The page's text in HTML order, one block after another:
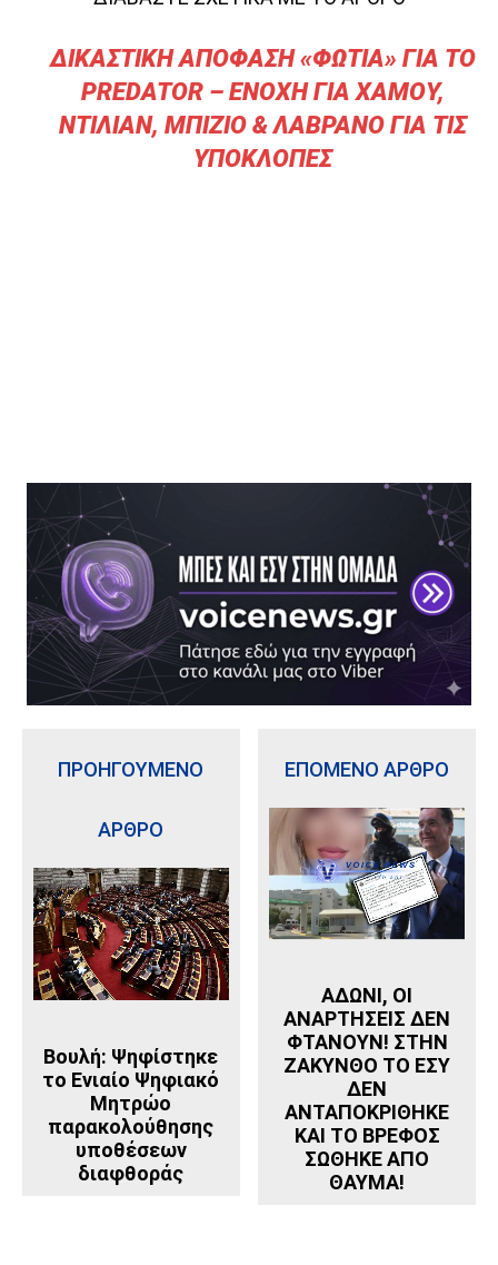
ΔΙΚΑΣΤΙΚΗ ΑΠΟΦΑΣΗ «ΦΩΤΙΑ» ΓΙΑ ΤΟ
PREDATOR – ENOXΗ ΓΙΑ ΧΑΜΟΥ,
ΝΤΙΛΙΑΝ, ΜΠΙΖΙΟ & ΛΑΒΡΑΝΟ ΓΙΑ ΤΙΣ
ΥΠΟΚΛΟΠΕΣ
ΠΡΟΗΓΟΥΜΕΝΟ
ΑΡΘΡΟ
Βουλή: Ψηφίστηκε
το Ενιαίο Ψηφιακό
Μητρώο
παρακολούθησης
υποθέσεων
διαφθοράς
ΕΠΟΜΕΝΟ ΑΡΘΡΟ
ΑΔΩΝΙ, ΟΙ
ΑΝΑΡΤΗΣΕΙΣ ΔΕΝ
ΦΤΑΝΟΥΝ! ΣΤΗΝ
ΖΑΚΥΝΘΟ ΤΟ ΕΣΥ
ΔΕΝ
ΑΝΤΑΠΟΚΡΙΘΗΚΕ
ΚΑΙ ΤΟ ΒΡΕΦΟΣ
ΣΩΘΗΚΕ ΑΠΟ
ΘΑΥΜΑ!